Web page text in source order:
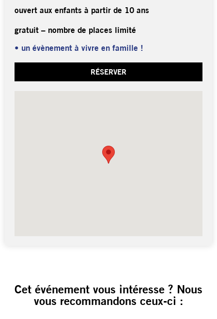
ouvert aux enfants à partir de 10 ans
gratuit – nombre de places limité
• un évènement à vivre en famille !
RÉSERVER
Cet événement vous intéresse ? Nous
vous recommandons ceux-ci :